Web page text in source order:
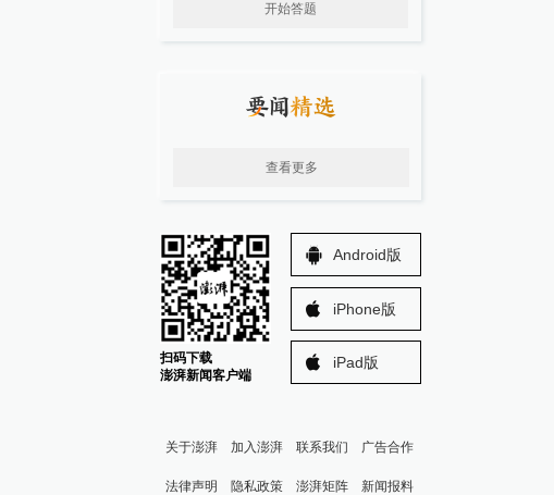
开始答题
查看更多
扫码下载
澎湃新闻客户端
Android版
iPhone版
iPad版
关于澎湃 加入澎湃 联系我们 广告合作
法律声明 隐私政策 澎湃矩阵 新闻报料